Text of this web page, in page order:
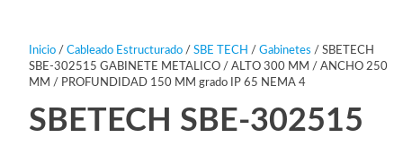
Inicio/ Cableado Estructurado/ SBE TECH / Gabinetes / SBETECH
SBE-302515 GABINETE METALICO / ALTO 300 MM / ANCHO 250
MM / PROFUNDIDAD 150 MM grado IP 65 NEMA 4
SBETECH SBE-302515